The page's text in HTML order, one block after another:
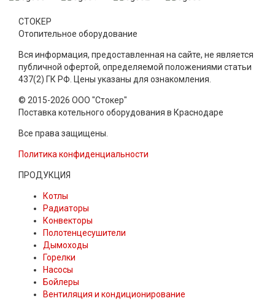
СТОКЕР
Отопительное оборудование
Вся информация, предоставленная на сайте, не является
публичной офертой, определяемой положениями статьи
437(2) ГК РФ. Цены указаны для ознакомления.
© 2015-2026 ООО "Стокер"
Поставка котельного оборудования в Краснодаре
Все права защищены.
Политика конфиденциальности
ПРОДУКЦИЯ
Котлы
Радиаторы
Конвекторы
Полотенцесушители
Дымоходы
Горелки
Насосы
Бойлеры
Вентиляция и кондиционирование